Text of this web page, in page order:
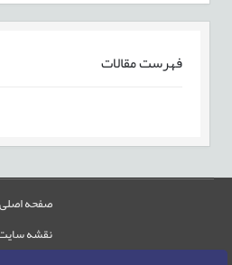
فهرست مقالات
صفحه اصلی
نقشه سایت